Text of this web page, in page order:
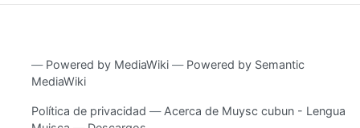
― Powered by MediaWiki ― Powered by Semantic
MediaWiki
Política de privacidad
Acerca de Muysc cubun - Lengua